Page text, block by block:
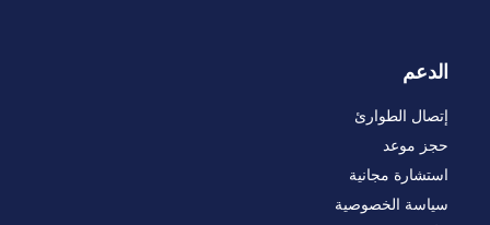
الدعم
إتصال الطوارئ
حجز موعد
استشارة مجانية
سياسة الخصوصية